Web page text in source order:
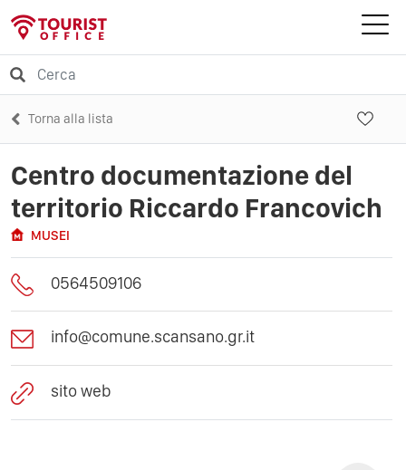
Torna alla lista
Centro documentazione del
territorio Riccardo Francovich
MUSEI
0564509106
info@comune.scansano.gr.it
sito web